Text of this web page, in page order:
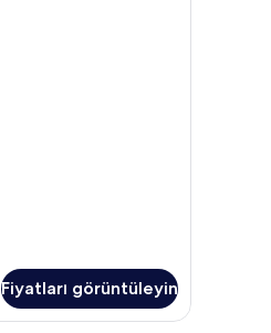
Fiyatları görüntüleyin